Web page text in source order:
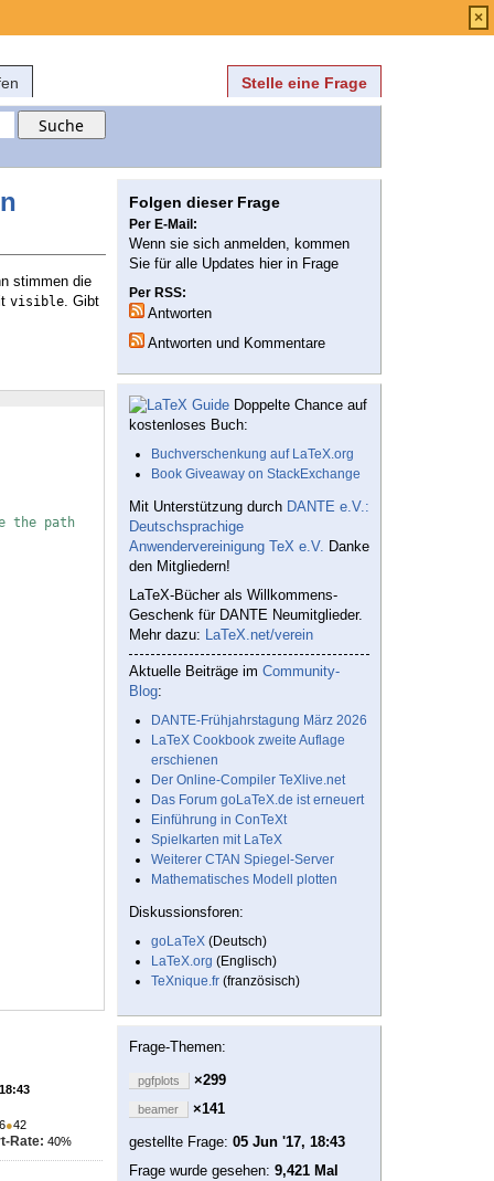
Stelle eine Frage
stimmen die
visible. Gibt
the path
●42
Rate: 40%
Folgen dieser Frage
Per E-Mail:
Wenn sie sich anmelden, kommen
Sie für alle Updates hier in Frage
Per RSS:
Antworten
Antworten und Kommentare
Doppelte Chance auf
kostenloses Buch:
Buchverschenkung auf LaTeX.org
Book Giveaway on StackExchange
Mit Unterstützung durch DANTE e.V.:
Deutschsprachige
Anwendervereinigung TeX e.V. Danke
den Mitgliedern!
LaTeX-Bücher als Willkommens-
Geschenk für DANTE Neumitglieder.
Mehr dazu: LaTeX.net/verein
Aktuelle Beiträge im Community-
Blog:
DANTE-Frühjahrstagung März 2026
LaTeX Cookbook zweite Auflage
erschienen
Der Online-Compiler TeXlive.net
Das Forum goLaTeX.de ist erneuert
Einführung in ConTeXt
Spielkarten mit LaTeX
Weiterer CTAN Spiegel-Server
Mathematisches Modell plotten
Diskussionsforen:
goLaTeX (Deutsch)
LaTeX.org (Englisch)
TeXnique.fr (französisch)
Frage-Themen:
pgfplots ×299
beamer
×141
gestellte Frage: 05 Jun '17, 18:43
Frage wurde gesehen: 9,421 Mal
×